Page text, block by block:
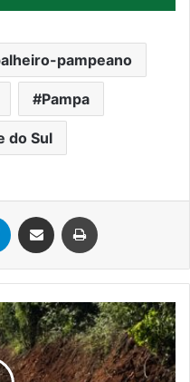
pampeano
Pampa
do Sul
Telegram Compartilhar via e-mail